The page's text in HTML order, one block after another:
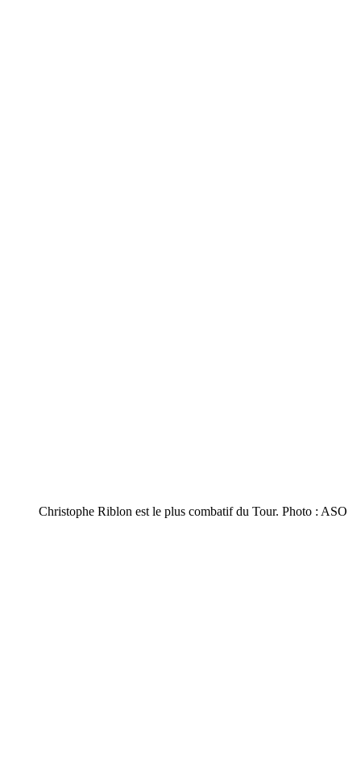
Christophe Riblon est le plus combatif du Tour. Photo : ASO